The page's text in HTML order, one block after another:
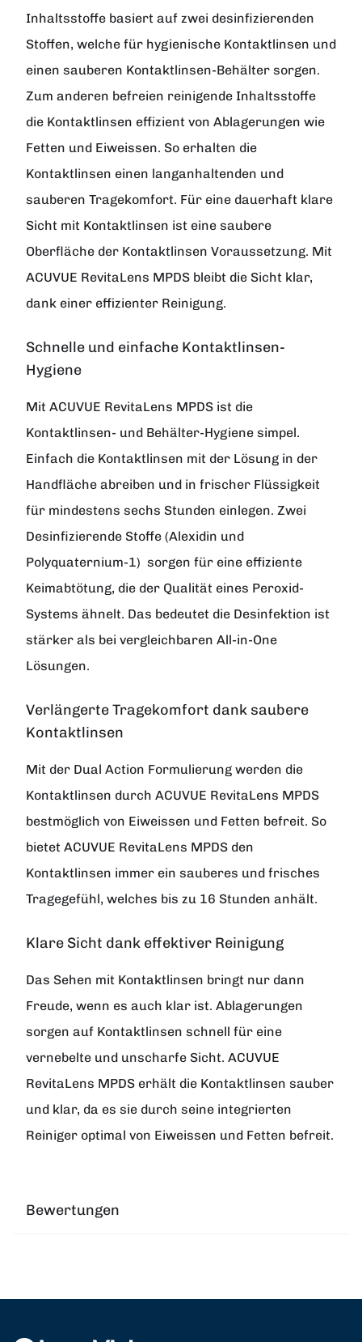
Inhaltsstoffe basiert auf zwei desinfizierenden
Stoffen, welche für hygienische Kontaktlinsen und
einen sauberen Kontaktlinsen-Behälter sorgen.
Zum anderen befreien reinigende Inhaltsstoffe
die Kontaktlinsen effizient von Ablagerungen wie
Fetten und Eiweissen. So erhalten die
Kontaktlinsen einen langanhaltenden und
sauberen Tragekomfort. Für eine dauerhaft klare
Sicht mit Kontaktlinsen ist eine saubere
Oberfläche der Kontaktlinsen Voraussetzung. Mit
ACUVUE RevitaLens MPDS bleibt die Sicht klar,
dank einer effizienter Reinigung.
Schnelle und einfache Kontaktlinsen-
Hygiene
Mit ACUVUE RevitaLens MPDS ist die
Kontaktlinsen- und Behälter-Hygiene simpel.
Einfach die Kontaktlinsen mit der Lösung in der
Handfläche abreiben und in frischer Flüssigkeit
für mindestens sechs Stunden einlegen. Zwei
Desinfizierende Stoffe (Alexidin und
Polyquaternium-1) sorgen für eine effiziente
Keimabtötung, die der Qualität eines Peroxid-
Systems ähnelt. Das bedeutet die Desinfektion ist
stärker als bei vergleichbaren All-in-One
Lösungen.
Verlängerte Tragekomfort dank saubere
Kontaktlinsen
Mit der Dual Action Formulierung werden die
Kontaktlinsen durch ACUVUE RevitaLens MPDS
bestmöglich von Eiweissen und Fetten befreit. So
bietet ACUVUE RevitaLens MPDS den
Kontaktlinsen immer ein sauberes und frisches
Tragegefühl, welches bis zu 16 Stunden anhält.
Klare Sicht dank effektiver Reinigung
Das Sehen mit Kontaktlinsen bringt nur dann
Freude, wenn es auch klar ist. Ablagerungen
sorgen auf Kontaktlinsen schnell für eine
vernebelte und unscharfe Sicht. ACUVUE
RevitaLens MPDS erhält die Kontaktlinsen sauber
und klar, da es sie durch seine integrierten
Reiniger optimal von Eiweissen und Fetten befreit.
Bewertungen